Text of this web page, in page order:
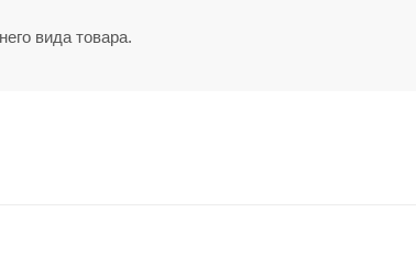
вида товара.